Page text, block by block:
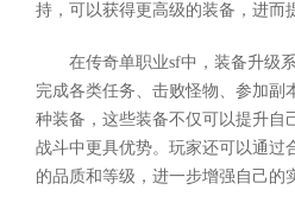
持，可以获得更高级的装备，进而
在传奇单职业sf中，装备升级
完成各类任务、击败怪物、参加副
种装备，这些装备不仅可以提升自
战斗中更具优势。玩家还可以通过
的品质和等级，进一步增强自己的